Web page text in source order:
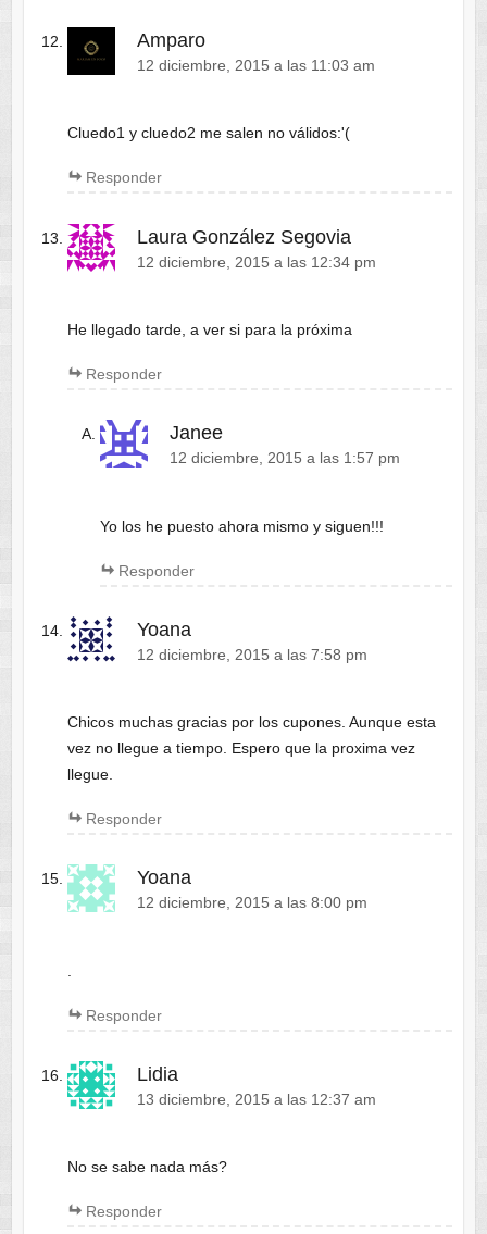
Amparo
12 diciembre, 2015 a las 11:03 am
Cluedo1 y cluedo2 me salen no válidos:'(
Responder
Laura González Segovia
12 diciembre, 2015 a las 12:34 pm
He llegado tarde, a ver si para la próxima
Responder
Janee
12 diciembre, 2015 a las 1:57 pm
Yo los he puesto ahora mismo y siguen!!!
Responder
Yoana
12 diciembre, 2015 a las 7:58 pm
Chicos muchas gracias por los cupones. Aunque esta
vez no llegue a tiempo. Espero que la proxima vez
llegue.
Responder
Yoana
12 diciembre, 2015 a las 8:00 pm
Responder
Lidia
13 diciembre, 2015 a las 12:37 am
No se sabe nada más?
Responder